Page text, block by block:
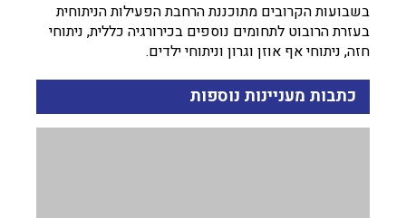
בשבועות הקרובים מתוכננת הרחבת הפעילות הניתוחית
בעזרת הרובוט לתחומים נוספים בכירורגיה כללית, ניתוחי
חזה, ניתוחי אף אוזן וגרון וניתוחי ילדים.
כתבות מעניינות נוספות